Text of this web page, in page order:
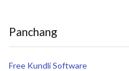
Panchang
Free Kundli Software